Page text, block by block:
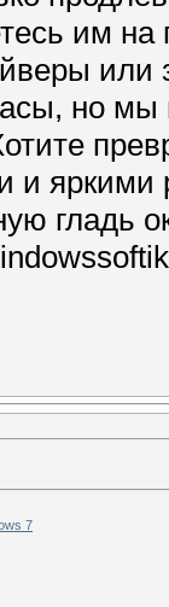
им
или
но мы
и
гладь
7